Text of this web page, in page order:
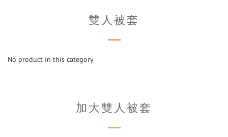
雙人被套
No product in this category
加大雙人被套